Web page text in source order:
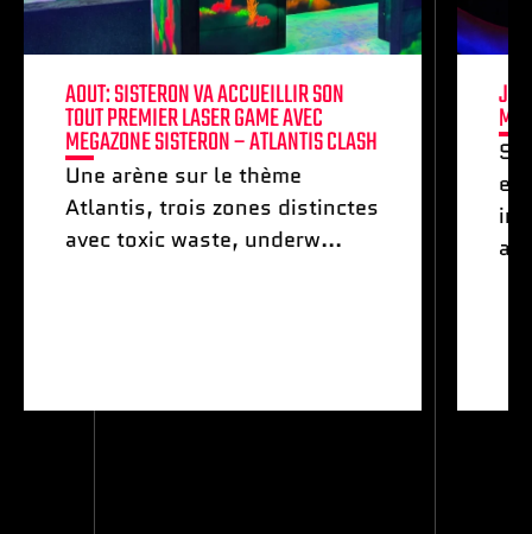
AOUT: SISTERON VA ACCUEILLIR SON
TOUT PREMIER LASER GAME AVEC
MEGAZONE SISTERON – ATLANTIS CLASH
Une arène sur le thème
Atlantis, trois zones distinctes
avec toxic waste, underw...